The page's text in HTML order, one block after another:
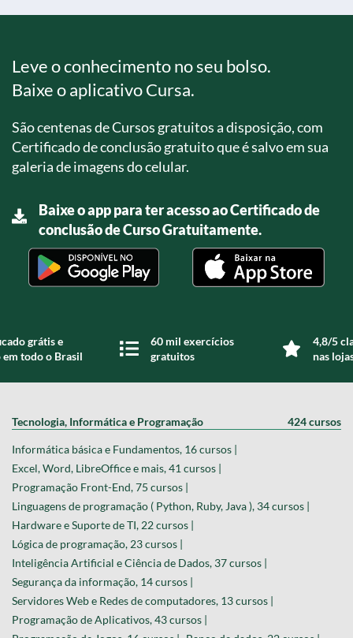
Leve o conhecimento no seu bolso.
Baixe o aplicativo Cursa.
São centenas de Cursos gratuitos a disposição, com
Certificado de conclusão gratuito que é salvo em sua
galeria de imagens do celular.
Baixe o app para ter acesso ao Certificado de
conclusão de Curso Gratuitamente.
grátis e
todo o Brasil
60 mil exercícios
gratuitos
4,8/5
nas
Tecnologia, Informática e Programação 424 cursos
Informática básica e Fundamentos, 16 cursos |
Excel, Word, LibreOffice e mais, 41 cursos |
Programação Front-End, 75 cursos |
Linguagens de programação ( Python, Ruby, Java ), 34 cursos |
Hardware e Suporte de TI, 22 cursos |
Lógica de programação, 23 cursos |
Inteligência Artificial e Ciência de Dados, 37 cursos |
Segurança da informação, 14 cursos |
Servidores Web e Redes de computadores, 13 cursos |
Programação de Aplicativos, 43 cursos |